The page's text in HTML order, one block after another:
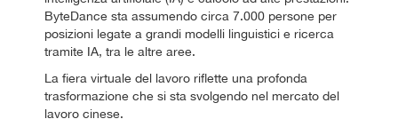
ByteDance sta assumendo circa 7.000 persone per
posizioni legate a grandi modelli linguistici e ricerca
tramite IA, tra le altre aree.
La fiera virtuale del lavoro riflette una profonda
trasformazione che si sta svolgendo nel mercato del
lavoro cinese.